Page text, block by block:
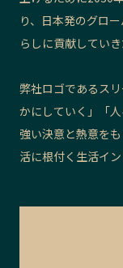
り、 日本発のグロ
らしに貢献してい
弊社ロゴであるス
かにしていく」「
強い決意と熱意を
活に根付く生活イ